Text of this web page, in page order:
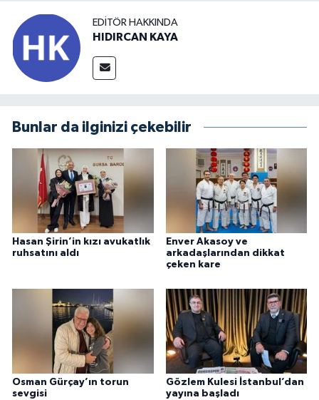
EDITÖR HAKKINDA
HIDIRCAN KAYA
Bunlar da ilginizi çekebilir
Hasan Şirin’in kızı avukatlık
ruhsatını aldı
Enver Akasoy ve
arkadaşlarından dikkat
çeken kare
Osman Gürçay’ın torun
sevgisi
Gözlem Kulesi İstanbul’dan
yayına başladı